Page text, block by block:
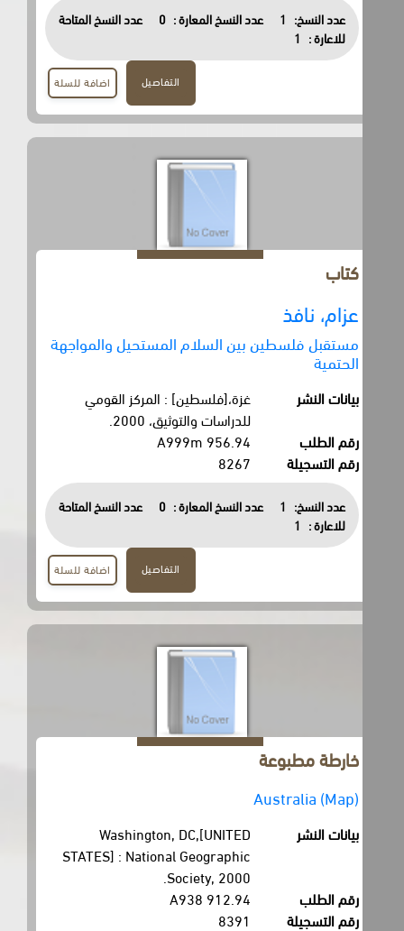
عدد النسخ: 1 عدد النسخ المعارة : 0
عدد النسخ المتاحة
للاعارة :
1
اضافة للسلة
عزام، نافذ
مستقبل فلسطين بين السلام المستحيل والمواجهة
الحتمية
بيانات النشر
غزة،[فلسطين] : المركز القومي
للدراسات والتوثيق، 2000.
رقم الطلب
956.94 A999m
رقم التسجيلة
8267
عدد النسخ: 1 عدد النسخ المعارة : 0
عدد النسخ المتاحة
للاعارة :
1
اضافة للسلة
خارطة مطبوعة
Australia (Map)
بيانات النشر
Washington, DC,[UNITED
STATES] : National Geographic
Society, 2000.
رقم الطلب
912.94 A938
رقم التسجيلة
8391